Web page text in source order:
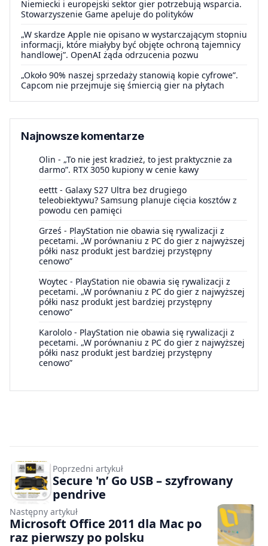
Niemiecki i europejski sektor gier potrzebują wsparcia.
Stowarzyszenie Game apeluje do polityków
„W skardze Apple nie opisano w wystarczającym stopniu
informacji, które miałyby być objęte ochroną tajemnicy
handlowej”. OpenAI żąda odrzucenia pozwu
„Około 90% naszej sprzedaży stanowią kopie cyfrowe”.
Capcom nie przejmuje się śmiercią gier na płytach
Najnowsze komentarze
Olin - „To nie jest kradzież, to jest praktycznie za
darmo”. RTX 3050 kupiony w cenie kawy
eettt - Galaxy S27 Ultra bez drugiego
teleobiektywu? Samsung planuje cięcia kosztów z
powodu cen pamięci
Grześ - PlayStation nie obawia się rywalizacji z
pecetami. „W porównaniu z PC do gier z najwyższej
półki nasz produkt jest bardziej przystępny
cenowo”
Woytec - PlayStation nie obawia się rywalizacji z
pecetami. „W porównaniu z PC do gier z najwyższej
półki nasz produkt jest bardziej przystępny
cenowo”
Karololo - PlayStation nie obawia się rywalizacji z
pecetami. „W porównaniu z PC do gier z najwyższej
półki nasz produkt jest bardziej przystępny
cenowo”
Poprzedni artykuł
Secure 'n’ Go USB – szyfrowany
pendrive
Następny artykuł
Microsoft Office 2011 dla Mac po
raz pierwszy po polsku